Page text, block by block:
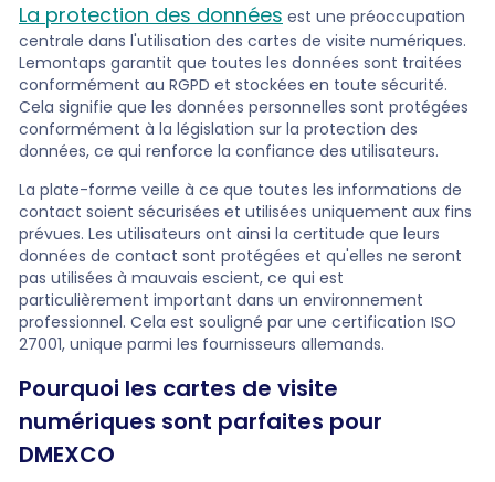
La protection des données est une préoccupation
centrale dans l'utilisation des cartes de visite numériques.
Lemontaps garantit que toutes les données sont traitées
conformément au RGPD et stockées en toute sécurité.
Cela signifie que les données personnelles sont protégées
conformément à la législation sur la protection des
données, ce qui renforce la confiance des utilisateurs.
La plate-forme veille à ce que toutes les informations de
contact soient sécurisées et utilisées uniquement aux fins
prévues. Les utilisateurs ont ainsi la certitude que leurs
données de contact sont protégées et qu'elles ne seront
pas utilisées à mauvais escient, ce qui est
particulièrement important dans un environnement
professionnel. Cela est souligné par une certification ISO
27001, unique parmi les fournisseurs allemands.
Pourquoi les cartes de visite
numériques sont parfaites pour
DMEXCO